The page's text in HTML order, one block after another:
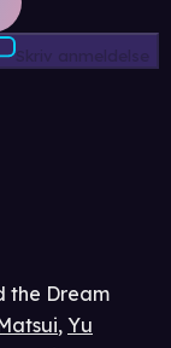
Skriv anmeldelse
the Dream
, Yu